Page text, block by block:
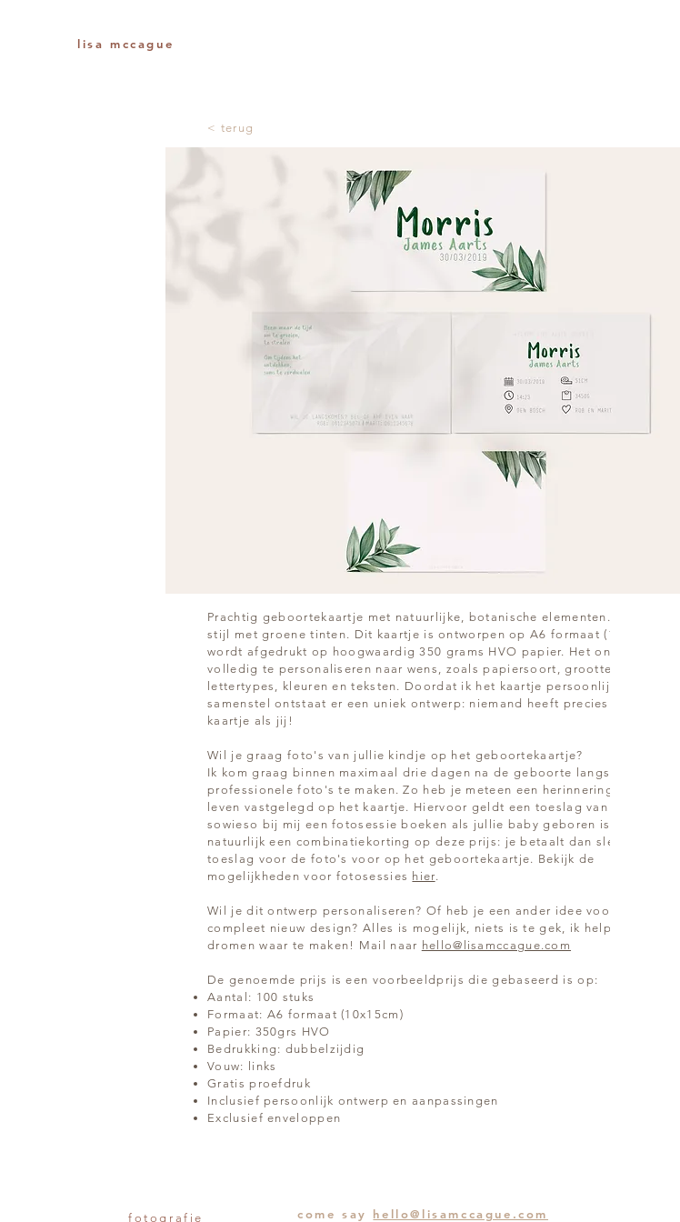
lisa mccague
< terug
Prachtig geboortekaartje met natuurlijke, botanische elementen. In moderne
stijl met groene tinten. Dit kaartje is ontworpen op A6 formaat (10x15cm) en
wordt afgedrukt op hoogwaardig 350 grams HVO papier. Het ontwerp is
volledig te personaliseren naar wens, zoals papiersoort, grootte,
lettertypes, kleuren en teksten. Doordat ik het kaartje persoonlijk voor jullie
samenstel ontstaat er een uniek ontwerp: niemand heeft precies hetzelfde
kaartje als jij!
Wil je graag foto's van jullie kindje op het geboortekaartje?
Ik kom graag binnen maximaal drie dagen na de geboorte langs om mooie,
professionele foto's te maken. Zo heb je meteen een herinnering voor het
leven vastgelegd op het kaartje. Hiervoor geldt een toeslag van €50. Wil je
sowieso bij mij een fotosessie boeken als jullie baby geboren is krijg je
natuurlijk een combinatiekorting op deze prijs: je betaalt dan slechts €30
toeslag voor de foto's voor op het geboortekaartje. Bekijk de
mogelijkheden voor fotosessies hier.
Wil je dit ontwerp personaliseren? Of heb je een ander idee voor een
compleet nieuw design? Alles is mogelijk, niets is te gek, ik help om jullie
dromen waar te maken! Mail naar hello@lisamccague.com
De genoemde prijs is een voorbeeldprijs die gebaseerd is op:
Aantal: 100 stuks
Formaat: A6 formaat (10x15cm)
Papier: 350grs HVO
Bedrukking: dubbelzijdig
Vouw: links
Gratis proefdruk
Inclusief persoonlijk ontwerp en aanpassingen
Exclusief enveloppen
fotografie come say hello@lisamccague.com